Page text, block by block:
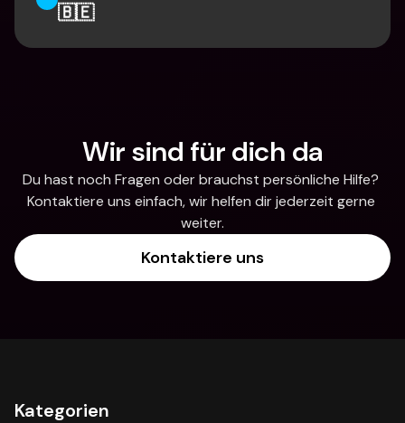
🇧🇪
Wir sind für dich da
Du hast noch Fragen oder brauchst persönliche Hilfe?
Kontaktiere uns einfach, wir helfen dir jederzeit gerne
weiter.
Kontaktiere uns
Kategorien